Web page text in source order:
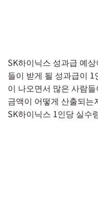
SK하이닉스 성과급 예
들이 받게 될 성과급이
이 나오면서 많은 사람
금액이 어떻게 산출되는
SK하이닉스 1인당 실수